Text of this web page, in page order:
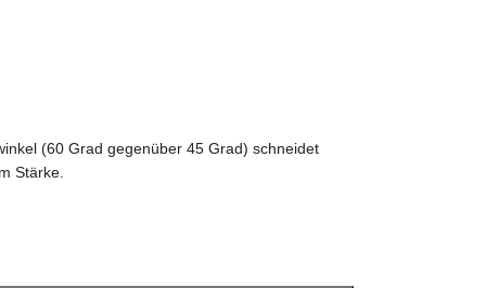
(60 Grad gegenüber 45 Grad) schneidet
Stärke.